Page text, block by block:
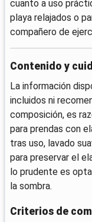
cuanto a uso
playa relajados o
compañero de
Contenido y
La información
incluidos ni
composición, es
para prendas con
tras uso, lavado
para preservar el
lo prudente es
la sombra.
Criterios de